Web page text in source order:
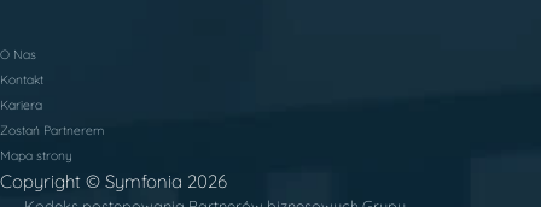
O Nas
Kontakt
Kariera
Zostań Partnerem
Mapa strony
Copyright © Symfonia 2026